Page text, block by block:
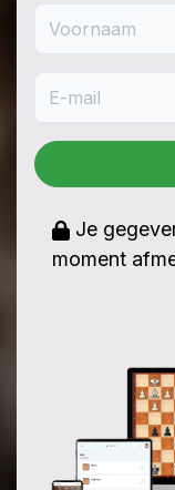
Voornaam
E-mail
Je
moment